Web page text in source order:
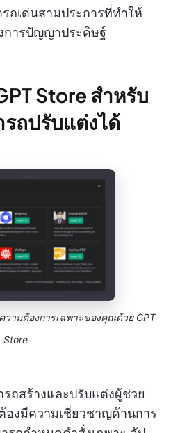
ถเด่นสามประการที่ทำให้
การปัญญาประดิษฐ์
Store สำหรับ
ถปรับแต่งได้
วามต้องการเฉพาะของคุณด้วย GPT
Store
ถสร้างและปรับแต่งผู้ช่วย
องมีความเชี่ยวชาญด้านการ